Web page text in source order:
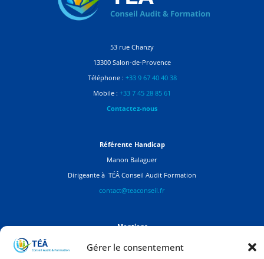
Gérer le consentement
53 rue Chanzy
13300 Salon-de-Provence
Téléphone : +33 9 67 40 40 38
Mobile : +33 7 45 28 85 61
Contactez-nous
Référente Handicap
Manon Balaguer
Dirigeante à TÉÂ Conseil Audit Formation
contact@teaconseil.fr
Mentions
Mentions légales